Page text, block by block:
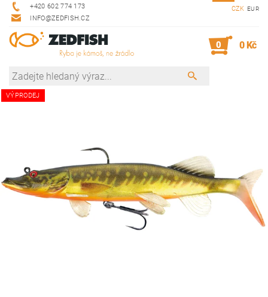
+420 602 774 173
INFO@ZEDFISH.CZ
CZK EUR
0 0 Kč
VÝPRODEJ